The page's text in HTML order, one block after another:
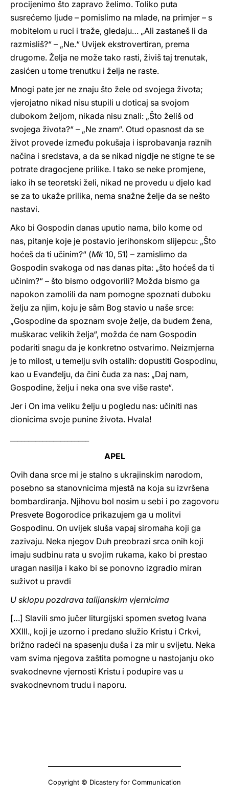
procijenimo što zapravo želimo. Toliko puta
susrećemo ljude – pomislimo na mlade, na primjer – s
mobitelom u ruci i traže, gledaju… „Ali zastaneš li da
razmisliš?“ – „Ne.“ Uvijek ekstrovertiran, prema
drugome. Želja ne može tako rasti, živiš taj trenutak,
zasićen u tome trenutku i želja ne raste.
Mnogi pate jer ne znaju što žele od svojega života;
vjerojatno nikad nisu stupili u doticaj sa svojom
dubokom željom, nikada nisu znali: „Što želiš od
svojega života?“ – „Ne znam“. Otud opasnost da se
život provede između pokušaja i isprobavanja raznih
načina i sredstava, a da se nikad nigdje ne stigne te se
potrate dragocjene prilike. I tako se neke promjene,
iako ih se teoretski želi, nikad ne provedu u djelo kad
se za to ukaže prilika, nema snažne želje da se nešto
nastavi.
Ako bi Gospodin danas uputio nama, bilo kome od
nas, pitanje koje je postavio jerihonskom slijepcu: „Što
hoćeš da ti učinim?“ (Mk 10, 51) – zamislimo da
Gospodin svakoga od nas danas pita: „što hoćeš da ti
učinim?“ – što bismo odgovorili? Možda bismo ga
napokon zamolili da nam pomogne spoznati duboku
želju za njim, koju je sâm Bog stavio u naše srce:
„Gospodine da spoznam svoje želje, da budem žena,
muškarac velikih želja“, možda će nam Gospodin
podariti snagu da je konkretno ostvarimo. Neizmjerna
je to milost, u temelju svih ostalih: dopustiti Gospodinu,
kao u Evanđelju, da čini čuda za nas: „Daj nam,
Gospodine, želju i neka ona sve više raste“.
Jer i On ima veliku želju u pogledu nas: učiniti nas
dionicima svoje punine života. Hvala!
APEL
Ovih dana srce mi je stalno s ukrajinskim narodom,
posebno sa stanovnicima mjestâ na koja su izvršena
bombardiranja. Njihovu bol nosim u sebi i po zagovoru
Presvete Bogorodice prikazujem ga u molitvi
Gospodinu. On uvijek sluša vapaj siromaha koji ga
zazivaju. Neka njegov Duh preobrazi srca onih koji
imaju sudbinu rata u svojim rukama, kako bi prestao
uragan nasilja i kako bi se ponovno izgradio miran
suživot u pravdi
U sklopu pozdrava talijanskim vjernicima
[…] Slavili smo jučer liturgijski spomen svetog Ivana
XXIII., koji je uzorno i predano služio Kristu i Crkvi,
brižno radeći na spasenju duša i za mir u svijetu. Neka
vam svima njegova zaštita pomogne u nastojanju oko
svakodnevne vjernosti Kristu i podupire vas u
svakodnevnom trudu i naporu.
Copyright © Dicastery for Communication